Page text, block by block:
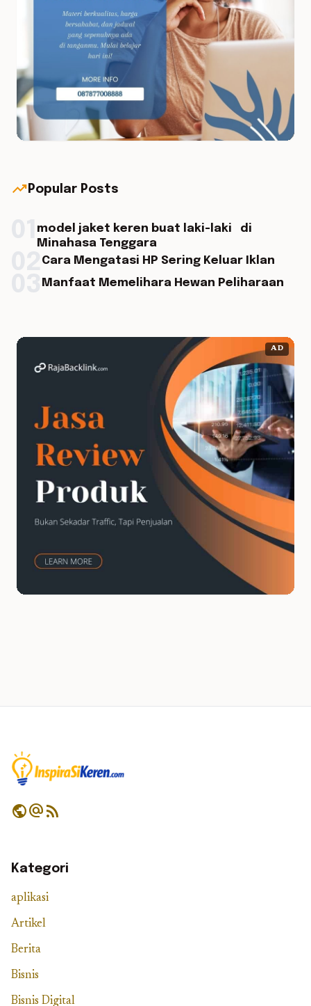
trending_up Popular Posts
model jaket keren buat laki-laki di
Minahasa Tenggara
Cara Mengatasi HP Sering Keluar Iklan
Manfaat Memelihara Hewan Peliharaan
AD
publicalternate_emailrss_feed
Kategori
aplikasi
Artikel
Berita
Bisnis
Bisnis Digital